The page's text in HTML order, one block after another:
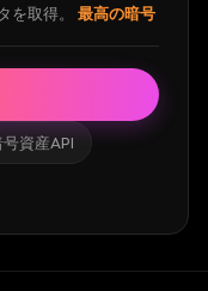
を取得。
最高の暗号
資産API